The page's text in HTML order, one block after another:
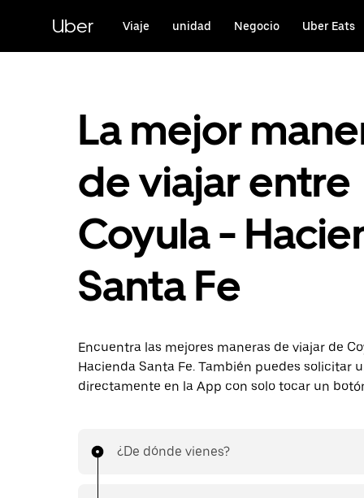
contenido
principal
Uber Viaje unidad Negocio Uber Eats
La mejor
de viajar entre
Coyula -
Santa Fe
Encuentra las mejores maneras de viajar de
Hacienda Santa Fe. También puedes solicitar
directamente en la App con solo tocar un
¿De dónde vienes?